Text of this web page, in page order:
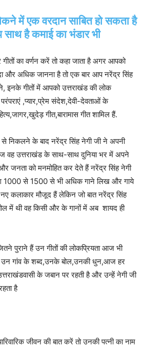
में एक वरदान साबित हो सकता है
है कमाई का भंडार भी
का वर्णन करें तो कहा जाता है अगर आपको
और अधिक जानना है तो एक बार आप नरेंद्र सिंह
इनके गीतों में आपको उत्तराखंड की लोक
परंपराएं ,प्यार,प्रेम संदेश,देवी-देवताओं के
गीत,बारामास गीत शामिल हैं.
निकलने के बाद नरेंद्र सिंह नेगी जी ने अपनी
वह उत्तराखंड के साथ-साथ दुनिया भर में अपने
जनता को मनमोहित कर देते हैं नरेंद्र सिंह नेगी
1000 से 1500 से भी अधिक गाने लिख और गाये
कलाकार मौजूद हैं लेकिन जो बात नरेंद्र सिंह
में थी वह किसी और के गानों में अब शायद ही
पुराने हैं उन गीतों की लोकप्रियता आज भी
गांव के शब्द,उनके बोल,उनकी धुन,आज हर
के जबान पर रहती है और उन्हें नेगी जी
है
जीवन की बात करें तो उनकी पत्नी का नाम